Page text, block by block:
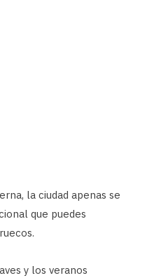
la ciudad apenas se
que puedes
y los veranos